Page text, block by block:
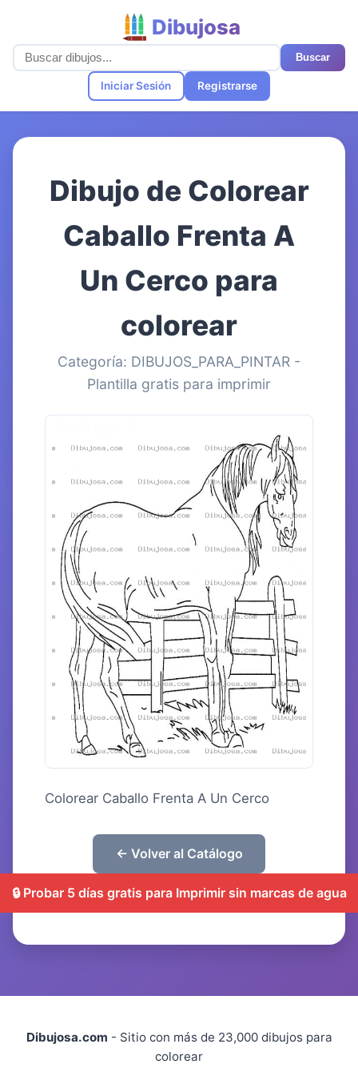
Dibujosa
Buscar
Iniciar Sesión Registrarse
Dibujo de Colorear
Caballo Frenta A
Un Cerco para
colorear
Categoría: DIBUJOS_PARA_PINTAR -
Plantilla gratis para imprimir
Colorear Caballo Frenta A Un Cerco
← Volver al Catálogo
🔒 Probar 5 días gratis para Imprimir sin marcas de agua
Dibujosa.com - Sitio con más de 23,000 dibujos para
colorear